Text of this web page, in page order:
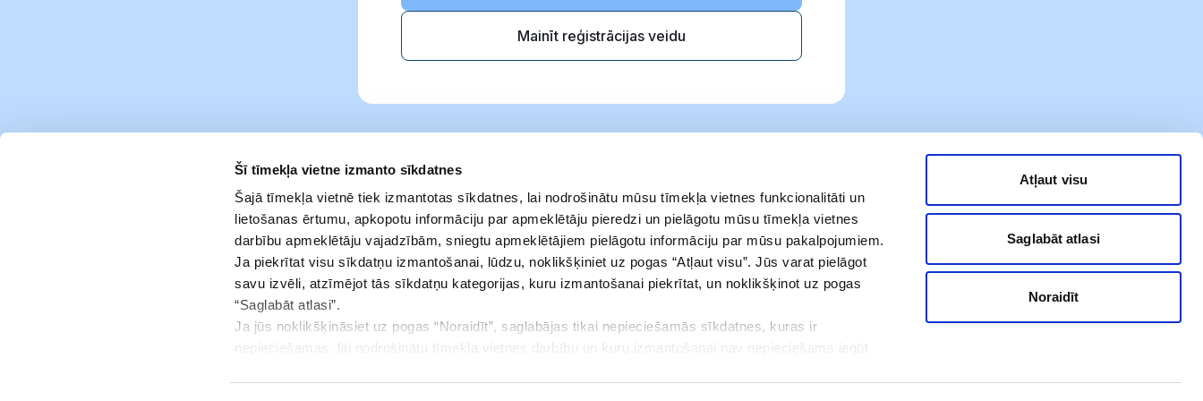
Šī tīmekļa vietne izmanto sīkdatnes
Šajā tīmekļa vietnē tiek izmantotas sīkdatnes, lai nodrošinātu mūsu tīmekļa vietnes funkcionalitāti un
lietošanas ērtumu, apkopotu informāciju par apmeklētāju pieredzi un pielāgotu mūsu tīmekļa vietnes
darbību apmeklētāju vajadzībām, sniegtu apmeklētājiem pielāgotu informāciju par mūsu pakalpojumiem.
Ja piekrītat visu sīkdatņu izmantošanai, lūdzu, noklikšķiniet uz pogas “Atļaut visu”. Jūs varat pielāgot
savu izvēli, atzīmējot tās sīkdatņu kategorijas, kuru izmantošanai piekrītat, un noklikšķinot uz pogas
“Saglabāt atlasi”.
Ja jūs noklikšķināsiet uz pogas “Noraidīt”, saglabājas tikai nepieciešamās sīkdatnes, kuras ir
nepieciešamas, lai nodrošinātu tīmekļa vietnes darbību un kuru izmantošanai nav nepieciešams iegūt
Atļaut visu
Saglabāt atlasi
Noraidīt
Mainīt reģistrācijas veidu
Noteikumi
Privātuma politika
Adrese
Elizabetes iela 23